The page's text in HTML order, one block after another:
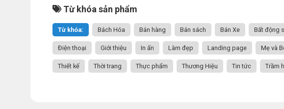
Từ khóa sản phẩm
Từ khóa: Bách Hóa Bán hàng Bán sách Bán Xe Bất động
Điện thoại Giới thiệu In ấn Làm đẹp Landing page Mẹ và
Thiết kế Thời trang Thực phẩm Thương Hiệu Tin tức Trầm